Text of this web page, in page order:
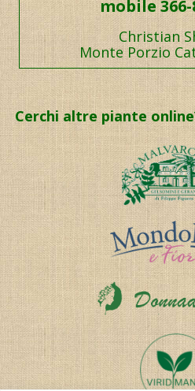
mobile 366-
Christian
Monte Porzio
Cerchi altre piante